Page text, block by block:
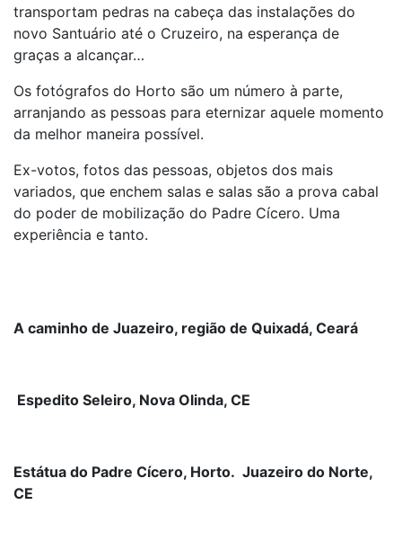
transportam pedras na cabeça das instalações do
novo Santuário até o Cruzeiro, na esperança de
graças a alcançar…
Os fotógrafos do Horto são um número à parte,
arranjando as pessoas para eternizar aquele momento
da melhor maneira possível.
Ex-votos, fotos das pessoas, objetos dos mais
variados, que enchem salas e salas são a prova cabal
do poder de mobilização do Padre Cícero. Uma
experiência e tanto.
A caminho de Juazeiro, região de Quixadá, Ceará
Espedito Seleiro, Nova Olinda, CE
Estátua do Padre Cícero, Horto. Juazeiro do Norte,
CE